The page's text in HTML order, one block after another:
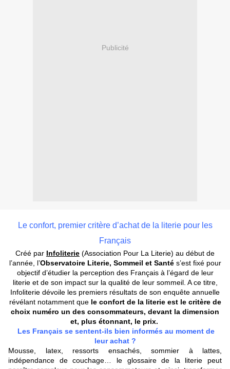
Publicité
Le confort, premier critère d’achat de la literie pour les
Français
Créé par Infoliterie (Association Pour La Literie) au début de
l’année, l’Observatoire Literie, Sommeil et Santé s’est fixé pour
objectif d’étudier la perception des Français à l’égard de leur
literie et de son impact sur la qualité de leur sommeil. A ce titre,
Infoliterie dévoile les premiers résultats de son enquête annuelle
révélant notamment que le confort de la literie est le critère de
choix numéro un des consommateurs, devant la dimension
et, plus étonnant, le prix.
Les Français se sentent-ils bien informés au moment de
leur achat ?
Mousse, latex, ressorts ensachés, sommier à lattes,
indépendance de couchage… le glossaire de la literie peut